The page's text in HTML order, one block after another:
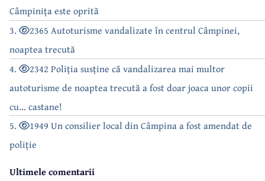
Câmpinița este oprită
3.
2365 Autoturisme vandalizate în centrul Câmpinei,
noaptea trecută
4.
2342 Poliția susține că vandalizarea mai multor
autoturisme de noaptea trecută a fost doar joaca unor copii
cu... castane!
5.
1949 Un consilier local din Câmpina a fost amendat de
poliție
Ultimele comentarii